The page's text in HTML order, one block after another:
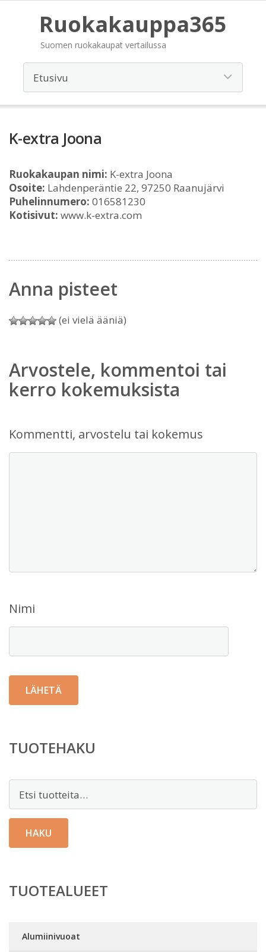
Ruokakauppa365
Suomen ruokakaupat vertailussa
K-extra Joona
Ruokakaupan nimi: K-extra Joona
Osoite: Lahdenperäntie 22, 97250 Raanujärvi
Puhelinnumero: 016581230
Kotisivut: www.k-extra.com
Anna pisteet
(ei vielä ääniä)
Arvostele, kommentoi tai
kerro kokemuksista
Kommentti, arvostelu tai kokemus
Nimi
TUOTEHAKU
HAKU
TUOTEALUEET
Alumiinivuoat